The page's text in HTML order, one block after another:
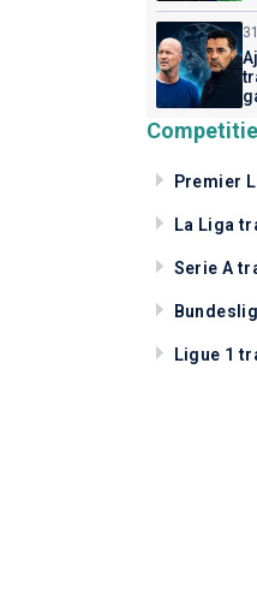
Premier
La Liga
Serie A
Ligue 1